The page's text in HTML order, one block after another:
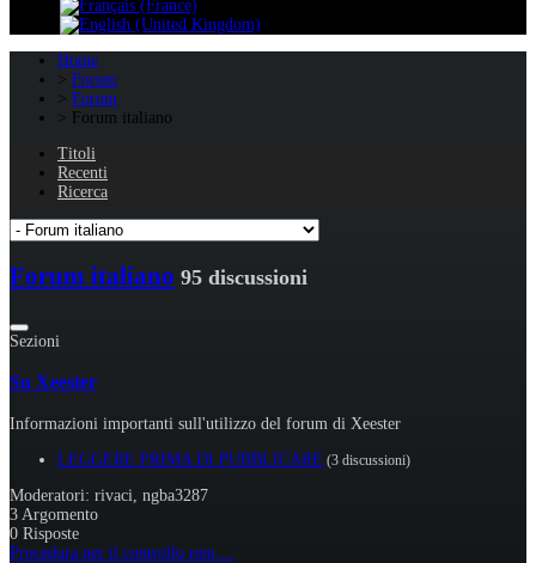
Home
Forum
Forum
Forum italiano
Titoli
Recenti
Ricerca
Forum italiano 95 discussioni
Sezioni
Su Xeester
Informazioni importanti sull'utilizzo del forum di Xeester
LEGGERE PRIMA DI PUBBLICARE (3 discussioni)
Moderatori: rivaci ngba3287
3 Argomento
0 Risposte
Procedura per il controllo rem ...